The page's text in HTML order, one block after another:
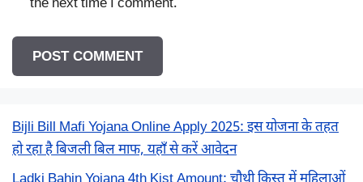
the next time I comment.
Bijli Bill Mafi Yojana Online Apply 2025: इस योजना के तहत
हो रहा है बिजली बिल माफ, यहाँ से करें आवेदन